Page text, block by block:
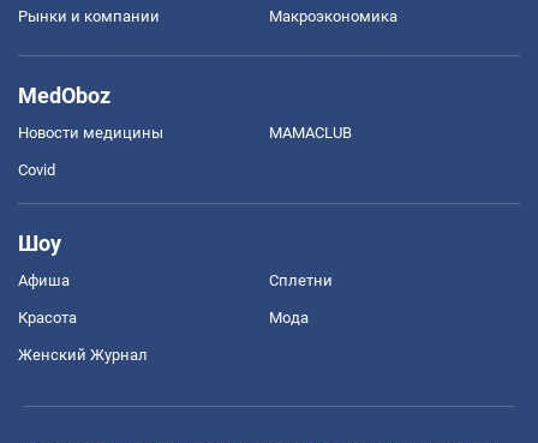
Рынки и компании Mакроэкономика
MedOboz
Новости медицины MAMACLUB
Covid
Шоу
Афиша Сплетни
Красота Мода
Женский Журнал